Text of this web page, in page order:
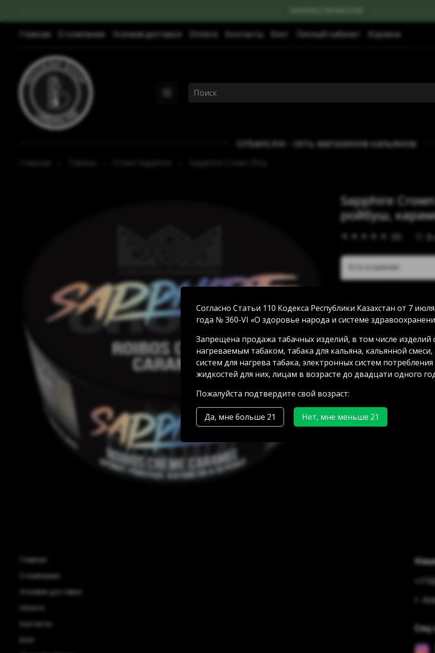
Главная О компании Условия доставки Оплата Контакты Блог Личный кабинет Корзина
UrbanLine - сеть магазинов кальянов
Sapphire
ройбуш,
В
2000.00 тг
Есть в наличии:
Абая 58 (уг Манаса): нет в
Мамыр 2 дом 3: нет в
ГРЭС: нет в наличии
Главная
О компании
Условия доставки
Оплата
Контакты
Блог
г.
Соц
Согласно Статьи 110 Кодекса Республики Казахстан от 7
года № 360-VI «О здоровье народа и системе
Запрещена продажа табачных изделий, в том числе изделий
нагреваемым табаком, табака для кальяна, кальянной смеси,
систем для нагрева табака, электронных систем потребления
жидкостей для них, лицам в возрасте до двадцати одного
Пожалуйста подтвердите свой возраст:
Да, мне больше 21 Нет, мне меньше 21